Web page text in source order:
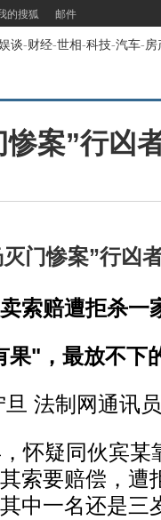
的搜狐 邮件
谈-财经-世相-科技-汽车-房
案”行凶
门惨案”行凶
赔遭拒杀一
"，最放不下
法制网通讯
疑同伙宾某
索要赔偿，遭
中一名还是三